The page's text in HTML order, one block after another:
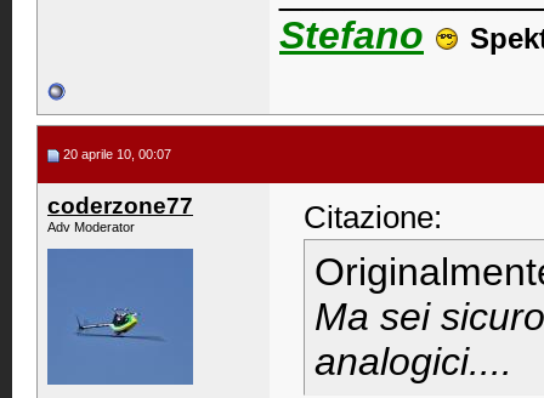
Stefano
20 aprile 10, 00:07
coderzone77
Adv Moderator Citazione:
Ma sei
analogici....